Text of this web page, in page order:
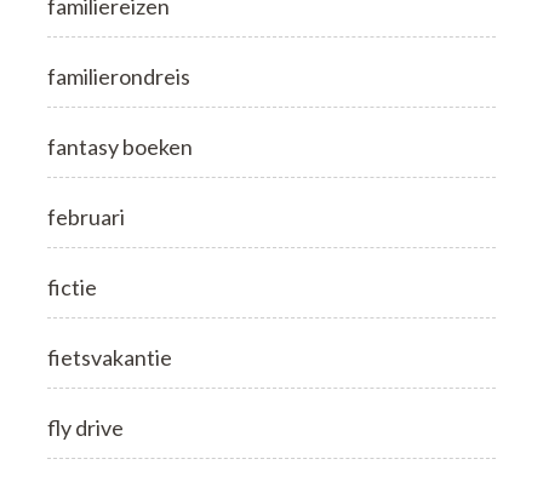
familiereizen
familierondreis
fantasy boeken
februari
fictie
fietsvakantie
fly drive